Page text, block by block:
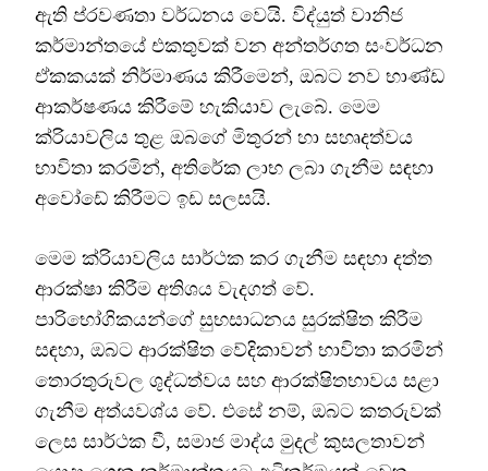
ඇති ප්රවණතා වර්ධනය වෙයි. විද්යුත් වානිජ
කර්මාන්තයේ එකතුවක් වන අන්තර්ගත සංවර්ධන
ඒකකයක් නිර්මාණය කිරීමෙන්, ඔබට නව භාණ්ඩ
ආකර්ෂණය කිරීමේ හැකියාව ලැබේ. මෙම
ක්රියාවලිය තුළ ඔබගේ මිතුරන් හා සහෘදත්වය
භාවිතා කරමින්, අතිරේක ලාභ ලබා ගැනීම සඳහා
අවෝඩේ කිරීමට ඉඩ සලසයි.
මෙම ක්රියාවලිය සාර්ථක කර ගැනීම සඳහා දත්ත
ආරක්ෂා කිරීම අතිශය වැදගත් වේ.
පාරිභෝගිකයන්ගේ සුභසාධනය සුරක්ෂිත කිරීම
සඳහා, ඔබට ආරක්ෂිත වේදිකාවන් භාවිතා කරමින්
තොරතුරුවල ශුද්ධත්වය සහ ආරක්ෂිතභාවය සළා
ගැනීම අත්යවශ්ය වේ. එසේ නම්, ඔබට කතරුවක්
ලෙස සාර්ථක වී, සමාජ මාද්ය මුදල් කුසලතාවන්